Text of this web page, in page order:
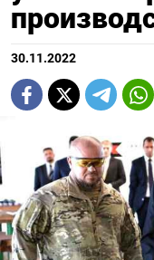
30.11.2022